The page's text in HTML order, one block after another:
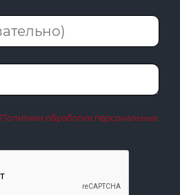
Политики обработки персональных